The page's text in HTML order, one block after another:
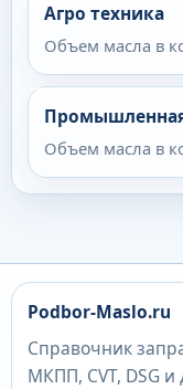
Агро техника
Объем масла в
Объем масла в
Podbor-Maslo.ru
Справочник
МКПП, CVT, DSG и